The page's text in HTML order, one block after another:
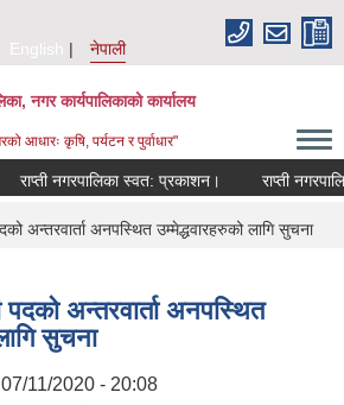
English
नेपाली
नगर कार्यपालिकाको कार्यालय
आधारः कृषि, पर्यटन र पुर्वाधार"
राप्ती नगरपालिका स्वत: प्रकाशन। राप्ती
अन्तरवार्ता अनपस्थित उम्मेद्धवारहरुको लागि सुचना
पदको अन्तरवार्ता अनपस्थित
सुचना
11/2020 - 20:08